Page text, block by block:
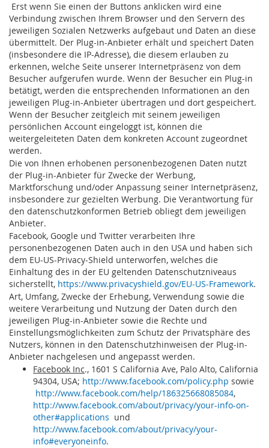
Erst wenn Sie einen der Buttons anklicken wird eine
Verbindung zwischen Ihrem Browser und den Servern des
jeweiligen Sozialen Netzwerks aufgebaut und Daten an diese
übermittelt. Der Plug-in-Anbieter erhält und speichert Daten
(insbesondere die IP-Adresse), die diesem erlauben zu
erkennen, welche Seite unserer Internetpräsenz von dem
Besucher aufgerufen wurde. Wenn der Besucher ein Plug-in
betätigt, werden die entsprechenden Informationen an den
jeweiligen Plug-in-Anbieter übertragen und dort gespeichert.
Wenn der Besucher zeitgleich mit seinem jeweiligen
persönlichen Account eingeloggt ist, können die
weitergeleiteten Daten dem konkreten Account zugeordnet
werden.
Die von Ihnen erhobenen personenbezogenen Daten nutzt
der Plug-in-Anbieter für Zwecke der Werbung,
Marktforschung und/oder Anpassung seiner Internetpräsenz,
insbesondere zur gezielten Werbung. Die Verantwortung für
den datenschutzkonformen Betrieb obliegt dem jeweiligen
Anbieter.
Facebook, Google und Twitter verarbeiten Ihre
personenbezogenen Daten auch in den USA und haben sich
dem EU-US-Privacy-Shield unterworfen, welches die
Einhaltung des in der EU geltenden Datenschutzniveaus
sicherstellt, https://www.privacyshield.gov/EU-US-Framework.
Art, Umfang, Zwecke der Erhebung, Verwendung sowie die
weitere Verarbeitung und Nutzung der Daten durch den
jeweiligen Plug-in-Anbieter sowie die Rechte und
Einstellungsmöglichkeiten zum Schutz der Privatsphäre des
Nutzers, können in den Datenschutzhinweisen der Plug-in-
Anbieter nachgelesen und angepasst werden.
Facebook Inc., 1601 S California Ave, Palo Alto, California
94304, USA; http://www.facebook.com/policy.php sowie
http://www.facebook.com/help/186325668085084,
http://www.facebook.com/about/privacy/your-info-on-
other#applications und
http://www.facebook.com/about/privacy/your-
info#everyoneinfo.